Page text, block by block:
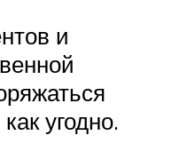
и
угодно.